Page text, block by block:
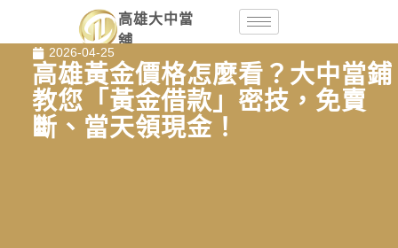
高雄大中當
舖
2026-04-25
高雄黃金價格怎麼看？大中當鋪
教您「黃金借款」密技，免賣
斷、當天領現金！